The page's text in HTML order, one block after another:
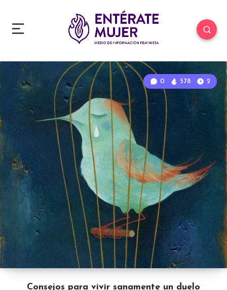
Consejos para vivir sanamente un duelo
0 578 2